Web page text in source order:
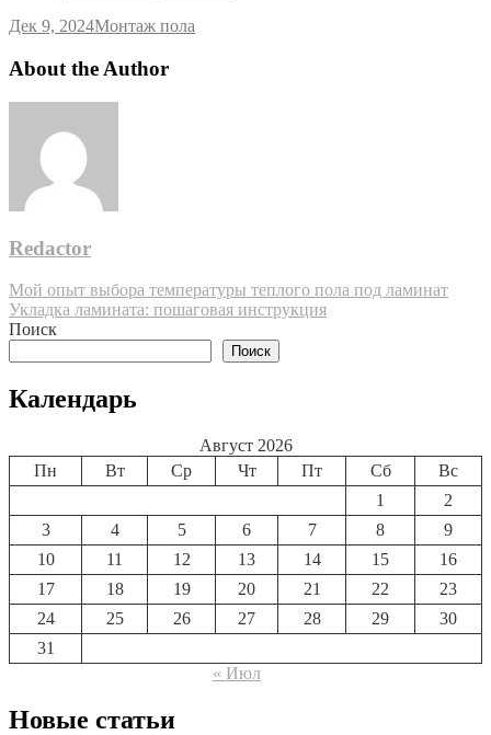
Дек 9, 2024Монтаж пола
About the Author
Redactor
Навигация
по
Мой опыт выбора температуры теплого пола под ламинат
Укладка ламината: пошаговая инструкция
Поиск
Поиск
Календарь
Август 2026
Пн
Вт Ср Чт Пт Сб
Вс
1
2
3
4 5 6 7 8
9
10
11 12 13 14 15
16
17
18 19 20 21 22
23
24
25 26 27 28 29
30
31
« Июл
Новые статьи